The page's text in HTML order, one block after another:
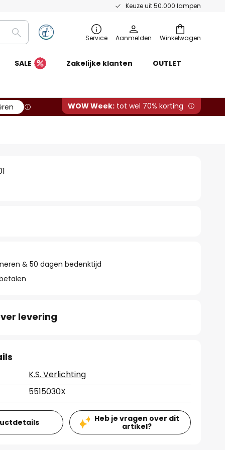
Keuze uit 50.000 lampen
Winkelwagen
Zoeken Service Aanmelden
SALE Zakelijke klanten OUTLET
WOW Week: tot wel 70% korting
& 50 dagen bedenktijd
levering
K.S. Verlichting
5515030X
Heb je vragen over dit
artikel?